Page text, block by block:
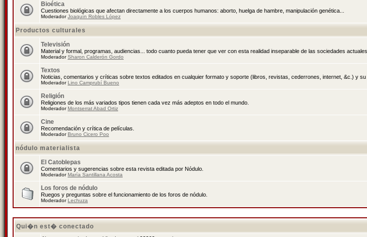
Bioética
Cuestiones biológicas que afectan directamente a los cuerpos humanos: aborto, huelga de hambre, manipulación genética...
ModeradorJoaquín Robles López
Productos culturales
Televisión
Material y formal, programas, audiencias... todo cuanto pueda tener que ver con esta realidad inseparable de las sociedades actuales.
ModeradorSharon Calderón Gordo
Textos
Noticias, comentarios y críticas sobre textos editados en cualquier formato y soporte (libros, revistas, cederrones, internet, &c.) y su
ModeradorLino Camprubí Bueno
Religión
Religiones de los más variados tipos tienen cada vez más adeptos en todo el mundo.
ModeradorMontserrat Abad Ortiz
Cine
Recomendación y crítica de películas.
ModeradorBruno Cicero Poo
nódulo materialista
El Catoblepas
Comentarios y sugerencias sobre esta revista editada por Nódulo.
ModeradorMaría Santillana Acosta
Los foros de nódulo
Ruegos y preguntas sobre el funcionamiento de los foros de nódulo.
ModeradorLechuza
Qui�n est� conectado